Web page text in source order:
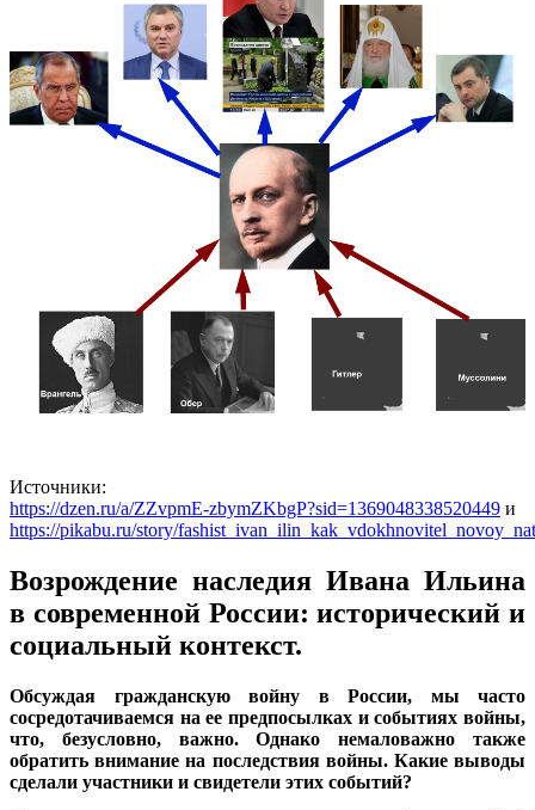
Источники:
https://dzen.ru/a/ZZvpmE-zbymZKbgP?sid=1369048338520449 и
https://pikabu.ru/story/
Возрождение наследия Ивана Ильина
в современной России: исторический и
социальный контекст.
Обсуждая гражданскую войну в России, мы часто
сосредотачиваемся на ее предпосылках и событиях войны,
что, безусловно, важно. Однако немаловажно также
обратить внимание на последствия войны. Какие выводы
сделали участники и свидетели этих событий?